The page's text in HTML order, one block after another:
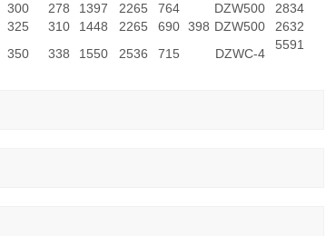
300
278 1397 2265 764 DZW500
2834
325
310 1448 2265 690 398 DZW500
2632
350
338 1550 2536 715 DZWC-4
5591